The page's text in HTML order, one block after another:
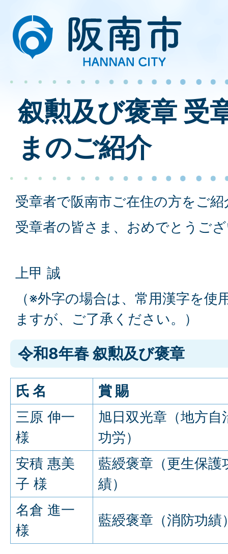
叙勲及び褒章 受
まのご紹介
受章者で阪南市ご在住の方をご
受章者の皆さま、おめでとうご
上甲 誠
（※外字の場合は、常用漢字を
ますが、ご了承ください。）
令和8年春 叙勲及び褒章
氏 名
賞 賜
三原 伸一
様
旭日双光章（地方自
功労）
安積 惠美
子 様
藍綬褒章（更生保護
績）
名倉 進一
様
藍綬褒章（消防功績